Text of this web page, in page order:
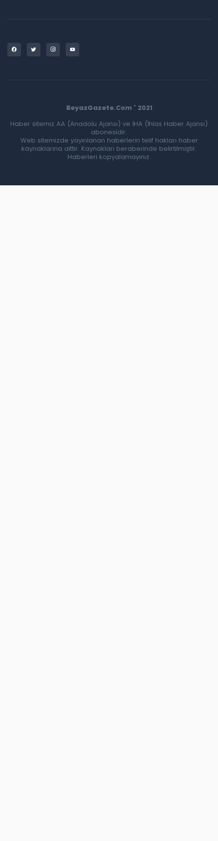
BeyazGazete.Com ' 2021
Haber sitemiz AA (Anadolu Ajansı) ve İHA (İhlas Haber Ajansı)
abonesidir.
Web sitemizde yayınlanan haberlerin telif hakları haber
kaynaklarına aittir. Kaynakları beraberinde belirtilmiştir.
Haberleri kopyalamayınız.